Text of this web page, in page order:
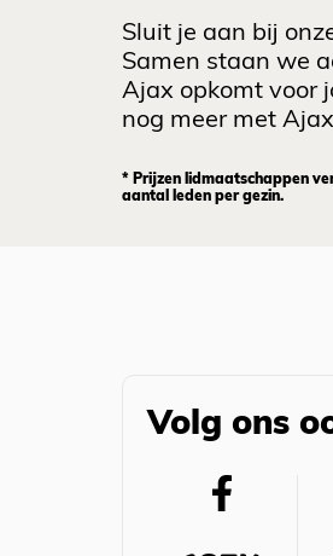
Sluit je aan bij
Samen staan we
Ajax opkomt voor
nog meer met
* Prijzen lidmaatschappen
aantal leden per gezin.
Volg ons